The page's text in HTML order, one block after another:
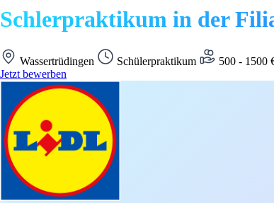
Schlerpraktikum in der
Wassertrüdingen Schülerpraktikum 500 - 1500
Jetzt bewerben